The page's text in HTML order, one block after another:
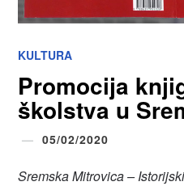
KULTURA
Promocija
školstva u
05/02/2020
Sremska Mitrovica –